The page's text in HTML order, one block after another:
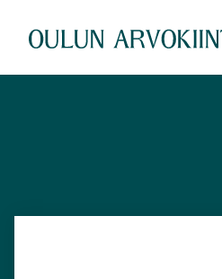
suoraan